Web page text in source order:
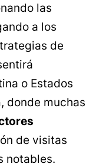
las
a los
de
o Estados
donde muchas
de visitas
notables.